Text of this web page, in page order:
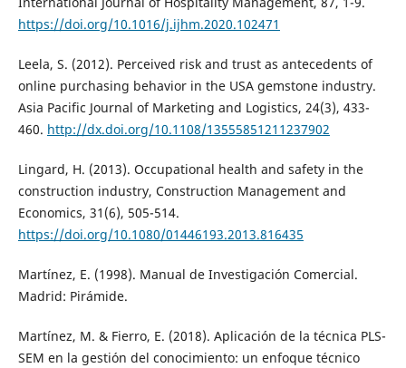
https://doi.org/10.1016/j.ijhm.2020.102471
Leela, S. (2012). Perceived risk and trust as antecedents of
online purchasing behavior in the USA gemstone industry.
Asia Pacific Journal of Marketing and Logistics, 24(3), 433-
460. http://dx.doi.org/10.1108/13555851211237902
Lingard, H. (2013). Occupational health and safety in the
construction industry, Construction Management and
Economics, 31(6), 505-514.
https://doi.org/10.1080/01446193.2013.816435
Martínez, E. (1998). Manual de Investigación Comercial.
Madrid: Pirámide.
Martínez, M. & Fierro, E. (2018). Aplicación de la técnica PLS-
SEM en la gestión del conocimiento: un enfoque técnico